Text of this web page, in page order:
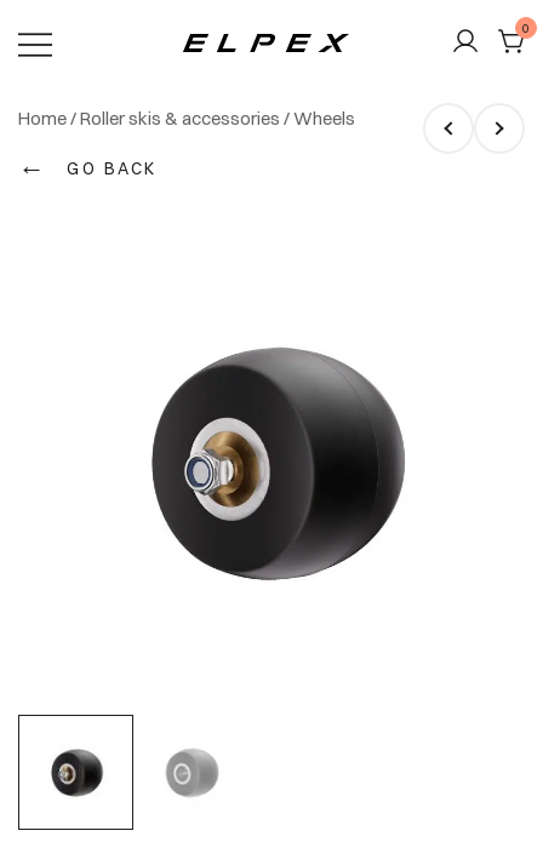
0
Home/Roller skis & accessories /Wheels
← GO BACK